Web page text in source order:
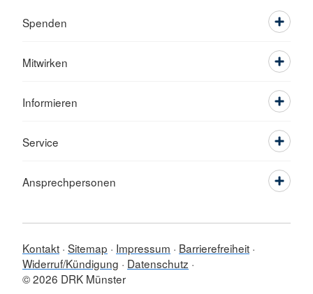
Spenden
Mitwirken
Informieren
Service
Ansprechpersonen
Kontakt Sitemap Impressum
Barrierefreiheit
Widerruf/Kündigung
Datenschutz
© 2026 DRK Münster